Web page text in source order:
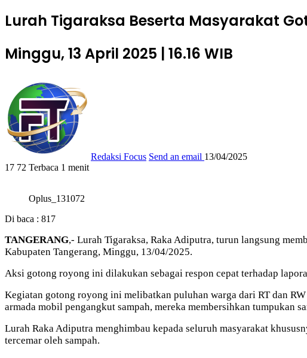
Lurah Tigaraksa Beserta Masyarakat
Minggu, 13 April 2025 | 16.16 WIB
Redaksi Focus Send an email 13/04/2025
17 72 Terbaca 1 menit
Oplus_131072
Di baca : 817
TANGERANG,- Lurah Tigaraksa, Raka Adiputra, turun langsung
Kabupaten Tangerang, Minggu, 13/04/2025.
Aksi gotong royong ini dilakukan sebagai respon cepat terhadap
Kegiatan gotong royong ini melibatkan puluhan warga dari RT dan
armada mobil pengangkut sampah, mereka membersihkan tumpukan
Lurah Raka Adiputra menghimbau kepada seluruh masyarakat
tercemar oleh sampah.